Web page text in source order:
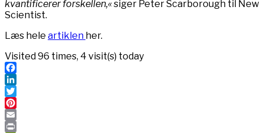
kvantificerer forskellen,«siger Peter Scarborough til New
Scientist.
Læs hele artiklen her.
Visited 96 times, 4 visit(s) today
Facebook
LinkedIn
Twitter
Pinterest
Email